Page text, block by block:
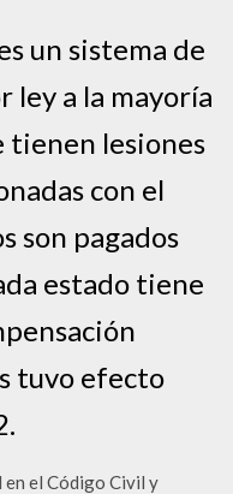
un sistema de
ley a la mayoría
tienen lesiones
con el
son pagados
estado tiene
tuvo efecto
en el Código Civil y